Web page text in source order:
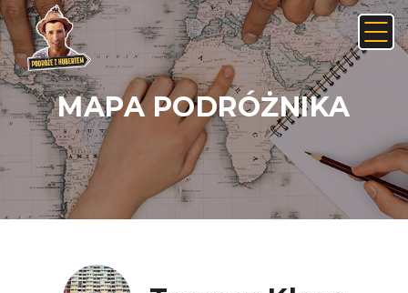
MAPA PODRÓŻNIKA
Anuluj Usuń
Nie, anuluj Tak, usuń
JAK ZNALEŹĆ LINK NA ANDROIDZIE: